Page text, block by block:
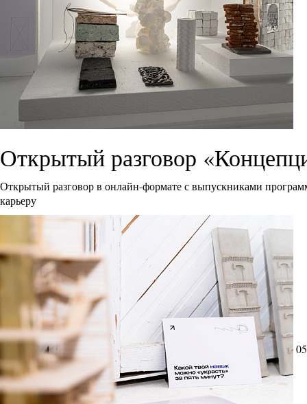
Открытый разговор
Открытый разговор в онлайн-формате с выпускниками
карьеру